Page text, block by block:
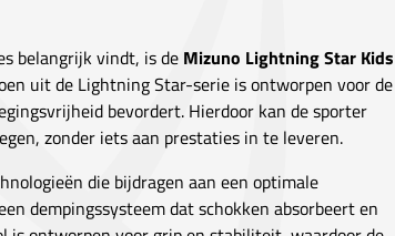
belangrijk vindt, is de Mizuno Lightning Star Kids
uit de Lightning Star-serie is ontworpen voor de
bevordert. Hierdoor kan de sporter
zonder iets aan prestaties in te leveren.
die bijdragen aan een optimale
dempingssysteem dat schokken absorbeert en